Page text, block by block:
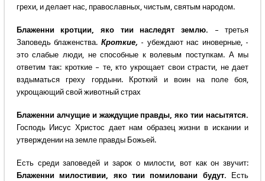
грехи, и делает нас, православных, чистым, святым народом.
Блаженни кротции, яко тии наследят землю. – третья
Заповедь блаженства. Кроткие, - убеждают нас иноверные, -
это слабые люди, не способные к волевым поступкам. А мы
ответим так: кроткие – те, кто укрощает свои страсти, не дает
вздыматься греху гордыни. Кроткий и воин на поле боя,
укрощающий свой животный страх
Блаженни алчущие и жаждущие правды, яко тии насытятся.
Господь Иисус Христос дает нам образец жизни в искании и
утверждении на земле правды Божьей.
Есть среди заповедей и зарок о милости, вот как он звучит:
Блаженни милостивии, яко тии помиловани будут.
Есть